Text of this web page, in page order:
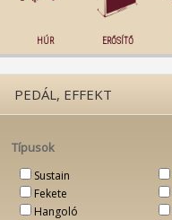
HÚR ERŐSÍTŐ
PEDÁL, EFFEKT
Típusok
Sustain
Fekete
Hangoló